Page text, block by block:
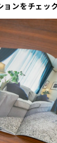
ョンをチェッ